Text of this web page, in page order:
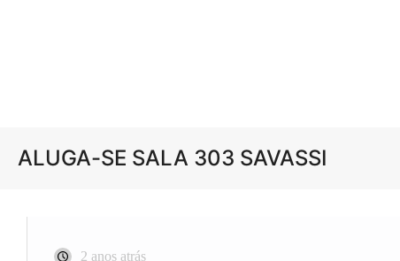
ALUGA-SE SALA 303 SAVASSI
2 anos atrás